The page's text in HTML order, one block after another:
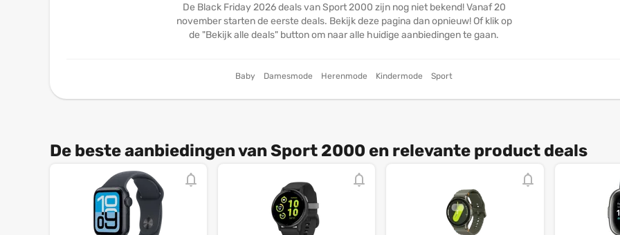
De Black Friday 2026 deals van Sport 2000 zijn nog niet bekend! Vanaf 20
november starten de eerste deals. Bekijk deze pagina dan opnieuw! Of klik op
de "Bekijk alle deals" button om naar alle huidige aanbiedingen te gaan.
Baby Damesmode Herenmode Kindermode Sport
De beste aanbiedingen van Sport 2000 en relevante product deals